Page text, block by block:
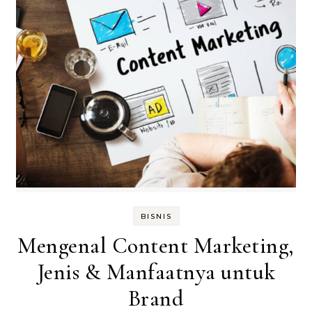
BISNIS
Mengenal Content Marketing,
Jenis & Manfaatnya untuk
Brand